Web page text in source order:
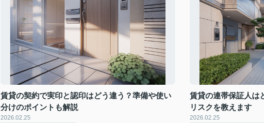
賃貸の契約で実印と認印はどう違う？準備や使い
分けのポイントも解説
2026.02.25
賃貸の連帯保証人は
リスクを教えます
2026.02.25